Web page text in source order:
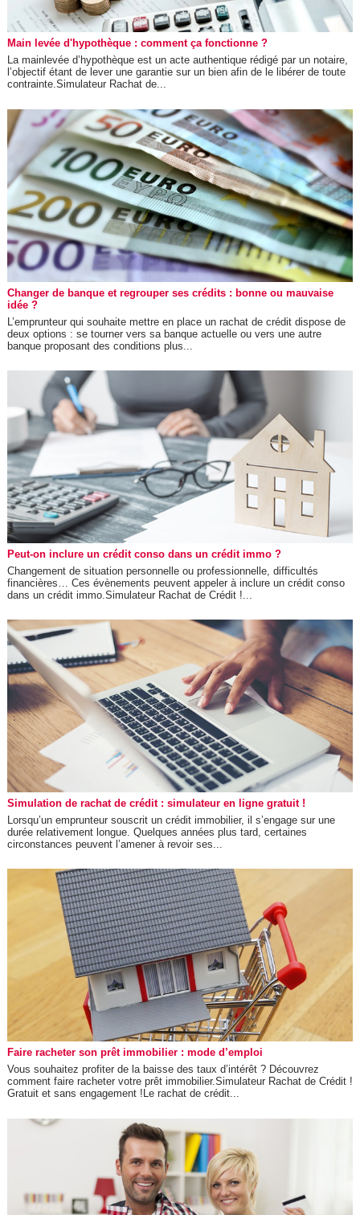
Main levée d'hypothèque : comment ça fonctionne ?
La mainlevée d’hypothèque est un acte authentique rédigé par un notaire,
l’objectif étant de lever une garantie sur un bien afin de le libérer de toute
contrainte.Simulateur Rachat de...
Changer de banque et regrouper ses crédits : bonne ou mauvaise
idée ?
L’emprunteur qui souhaite mettre en place un rachat de crédit dispose de
deux options : se tourner vers sa banque actuelle ou vers une autre
banque proposant des conditions plus...
Peut-on inclure un crédit conso dans un crédit immo ?
Changement de situation personnelle ou professionnelle, difficultés
financières… Ces évènements peuvent appeler à inclure un crédit conso
dans un crédit immo.Simulateur Rachat de Crédit !...
Simulation de rachat de crédit : simulateur en ligne gratuit !
Lorsqu’un emprunteur souscrit un crédit immobilier, il s’engage sur une
durée relativement longue. Quelques années plus tard, certaines
circonstances peuvent l’amener à revoir ses...
Faire racheter son prêt immobilier : mode d’emploi
Vous souhaitez profiter de la baisse des taux d’intérêt ? Découvrez
comment faire racheter votre prêt immobilier.Simulateur Rachat de Crédit !
Gratuit et sans engagement !Le rachat de crédit...